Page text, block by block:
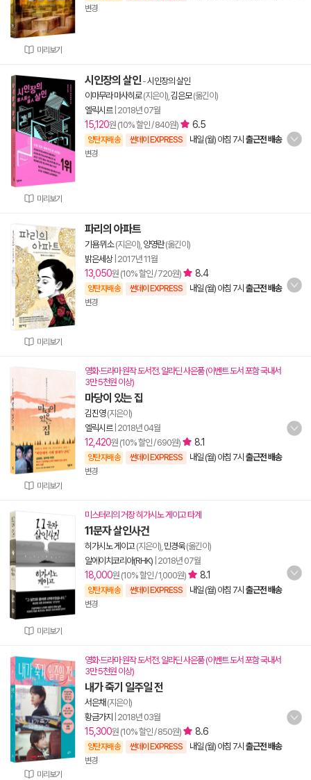
미리보기
변경
미리보기
시인장의 살인-시인장의 살인
이마무라 마사히로(지은이), 김은모(옮긴이)
엘릭시르| 2018년 07월
15,120원 (10% 할인 / 840원) 6.5
양탄자배송 썬데이 EXPRESS 내일 (월) 아침 7시 출근전 배송
변경
미리보기
파리의 아파트
기욤 뮈소(지은이), 양영란(옮긴이)
밝은세상| 2017년 11월
13,050원 (10% 할인 / 720원) 8.4
양탄자배송 썬데이 EXPRESS 내일 (월) 아침 7시 출근전 배송
변경
미리보기
영화·드라마 원작 도서전. 알라딘 사은품 (이벤트 도서 포함 국내서
3만 5천원 이상)
마당이 있는 집
김진영(지은이)
엘릭시르| 2018년 04월
12,420원 (10% 할인 / 690원) 8.1
양탄자배송 썬데이 EXPRESS 내일 (월) 아침 7시 출근전 배송
변경
미리보기
미스터리의 거장 히가시노 게이고 타계
11문자 살인사건
히가시노 게이고(지은이), 민경욱(옮긴이)
알에이치코리아(RHK) 2018년 07월
18,000원 (10% 할인 / 1,000원) 8.1
양탄자배송 썬데이 EXPRESS 내일 (월) 아침 7시 출근전 배송
변경
미리보기
영화·드라마 원작 도서전. 알라딘 사은품 (이벤트 도서 포함 국내서
3만 5천원 이상)
내가 죽기 일주일 전
서은채 (지은이)
황금가지
2018년 03월
15,300원 (10% 할인 / 850원) 8.6
양탄자배송 썬데이 EXPRESS 내일 (월) 아침 7시 출근전 배송
변경